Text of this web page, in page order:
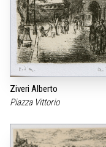
Ziveri Alberto
Piazza Vittorio